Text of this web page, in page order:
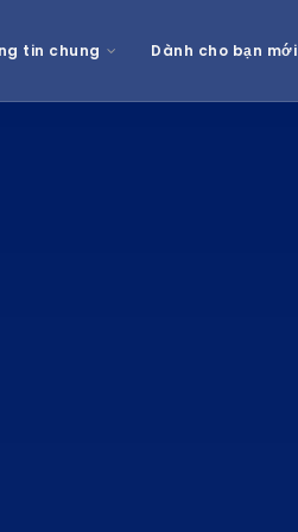
tin chung Dành cho bạn mới